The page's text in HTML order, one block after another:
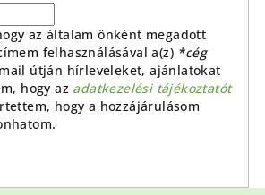
az általam önként megadott
felhasználásával a(z) *cég
útján hírleveleket, ajánlatokat
hogy az adatkezelési tájékoztatót
hogy a hozzájárulásom